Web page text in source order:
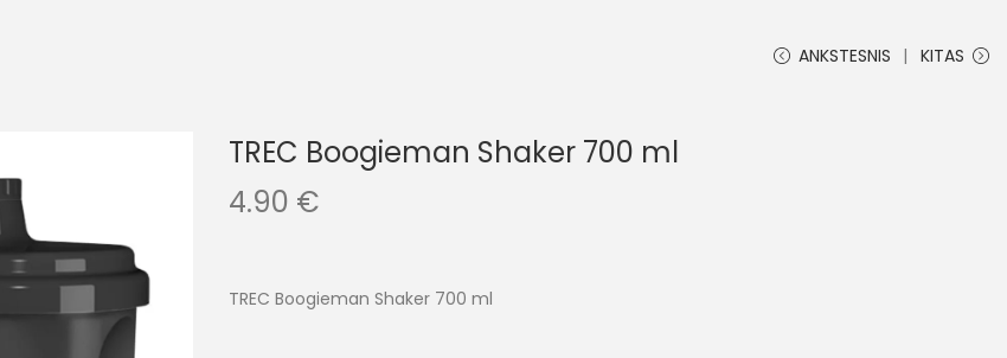
ANKSTESNIS KITAS
TREC Boogieman Shaker 700 ml
4.90 €
TREC Boogieman Shaker 700 ml